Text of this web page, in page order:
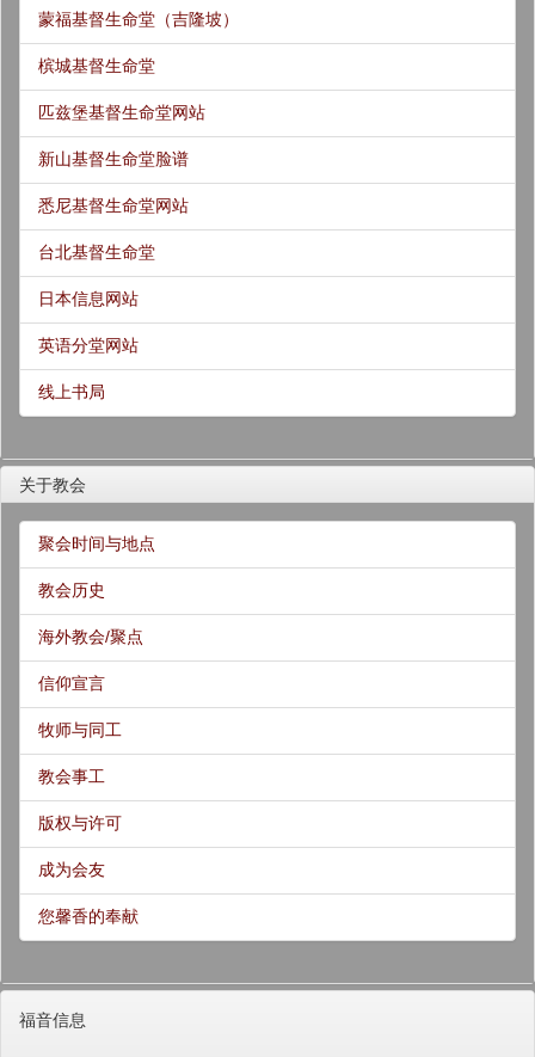
蒙福基督生命堂（吉隆坡）
槟城基督生命堂
匹兹堡基督生命堂网站
新山基督生命堂脸谱
悉尼基督生命堂网站
台北基督生命堂
日本信息网站
英语分堂网站
线上书局
关于教会
聚会时间与地点
教会历史
海外教会/聚点
信仰宣言
牧师与同工
教会事工
版权与许可
成为会友
您馨香的奉献
福音信息